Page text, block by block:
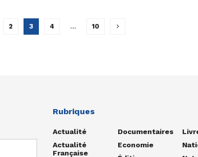
2 3 4 … 10
Rubriques
Actualité
Actualité
Française
Documentaires
Economie